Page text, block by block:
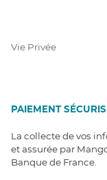
Vie Privée
PAIEMENT
La collecte de vos
et assurée par
Banque de France.